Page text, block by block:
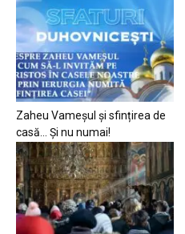
Zaheu Vameșul și sfințirea de
casă… Și nu numai!